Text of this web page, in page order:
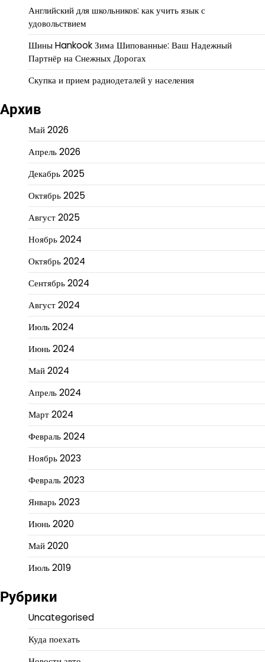
Английский для школьников: как учить язык с
удовольствием
Шины Hankook Зима Шипованные: Ваш Надежный
Партнёр на Снежных Дорогах
Скупка и прием радиодеталей у населения
Архив
Май 2026
Апрель 2026
Декабрь 2025
Октябрь 2025
Август 2025
Ноябрь 2024
Октябрь 2024
Сентябрь 2024
Август 2024
Июль 2024
Июнь 2024
Май 2024
Апрель 2024
Март 2024
Февраль 2024
Ноябрь 2023
Февраль 2023
Январь 2023
Июнь 2020
Май 2020
Июль 2019
Рубрики
Uncategorised
Куда поехать